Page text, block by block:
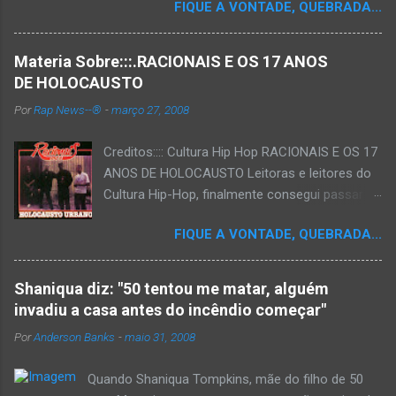
FIQUE A VONTADE, QUEBRADA...
Materia Sobre:::.RACIONAIS E OS 17 ANOS
DE HOLOCAUSTO
PorRap News--® -março 27, 2008
Creditos:::: Cultura Hip Hop RACIONAIS E OS 17
ANOS DE HOLOCAUSTO Leitoras e leitores do
Cultura Hip-Hop, finalmente consegui passar
que há muito tempo vinha maturando: uma
espécie de "ensaio-tributo" ao disco mais
importante do rap brasileiro, que completará 17
anos agora em 2008. Falo de "Holocausto
Urbano", do grupo paulistano Racionais MC's.
Como de costume, uma pequena digressão. É
que o brasileiro não tem memória. Fala-se
FIQUE A VONTADE, QUEBRADA...
Shaniqua diz: "50 tentou me matar, alguém
invadiu a casa antes do incêndio começar"
PorAnderson Banks -maio 31, 2008
Quando Shaniqua Tompkins, mãe do filho de 50